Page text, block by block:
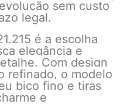
sem custo
legal.
é a escolha
elegância e
Com design
refinado, o modelo
bico fino e tiras
e